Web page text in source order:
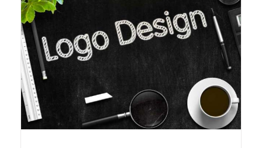
Onlineshop Angebote
Newsletter
Kontakt
Datenschutzerklärung